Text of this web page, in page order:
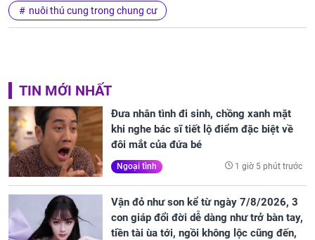
nuôi thú cung trong chung cư
TIN MỚI NHẤT
Đưa nhân tình đi sinh, chồng xanh mặt
khi nghe bác sĩ tiết lộ điểm đặc biệt về
đôi mắt của đứa bé
Ngoại tình 1 giờ 5 phút trước
Vận đỏ như son kể từ ngày 7/8/2026, 3
con giáp đổi đời dễ dàng như trở bàn tay,
tiền tài ùa tới, ngồi không lộc cũng đến,